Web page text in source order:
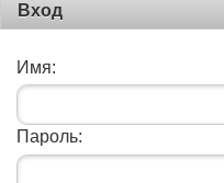
Вход
Имя:
Пароль: